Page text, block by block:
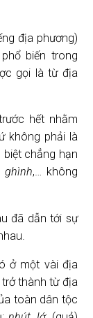
địa phương)
biến trong
gọi là từ địa
hết nhằm
không phải là
chẳng hạn
ghình,… không
đã dẫn tới sự
ở một vài địa
thành từ địa
toàn dân tộc